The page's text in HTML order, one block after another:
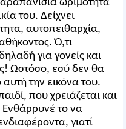
ωριμότητα
του. Δείχνει
αυτοπειθαρχία,
Ό,τι
για γονείς και
Ωστόσο, εσύ δεν θα
την εικόνα του.
που χρειάζεται και
Ενθάρρυνέ το να
γιατί